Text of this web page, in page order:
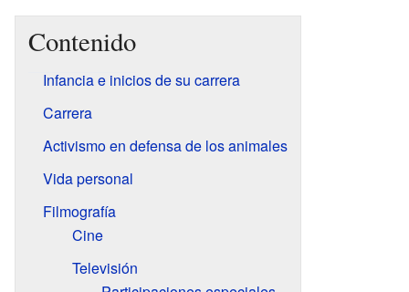
Contenido
Infancia e inicios de su carrera
Carrera
Activismo en defensa de los animales
Vida personal
Filmografía
Cine
Televisión